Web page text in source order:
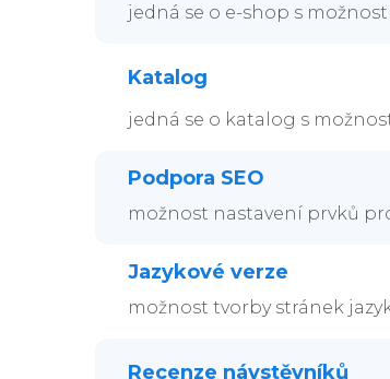
jedná se o e-shop s
Katalog
jedná se o katalog s
Podpora SEO
možnost nastavení prvků
Jazykové verze
možnost tvorby stránek
Recenze návstěvníků